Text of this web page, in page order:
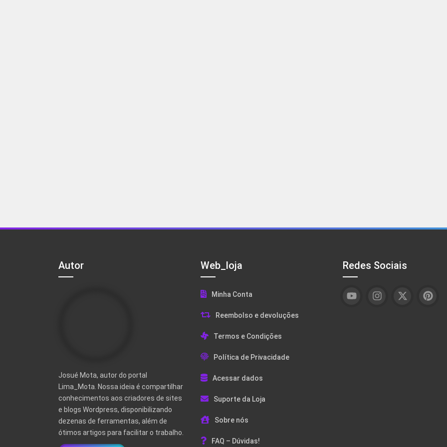
Autor
Josué Mota, autor do portal
Lima_Mota. Nossa ideia é compartilhar
conhecimentos aos criadores de sites
e blogs Wordpress, disponibilizando
dezenas de ferramentas, além de
ótimos artigos para facilitar o trabalho.
Web_loja
Minha Conta
Reembolso e devoluções
Termos e Condições
Política de Privacidade
Acessar dados
Suporte da Loja
Sobre nós
FAQ – Dúvidas!
Redes Sociais